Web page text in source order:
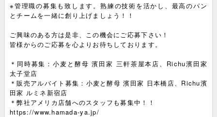
※管理職の募集も致します。熟練の技術を活かし、最高のパン
とチームを一緒に創り上げましょう！！
ご興味のある方は是非、この機会にご応募下さい！
皆様からのご応募を心よりお待ちしております。
＊同時募集：小麦と酵母 濱田家 三軒茶屋本店、Richu濱田家
太子堂店
＊販売アルバイト募集：小麦と酵母 濱田家 日本橋店、Richu濱
田家 ルミネ新宿店
＊弊社アメリカ店舗へのスタッフも募集中！！
https://www.hamada-ya.jp/